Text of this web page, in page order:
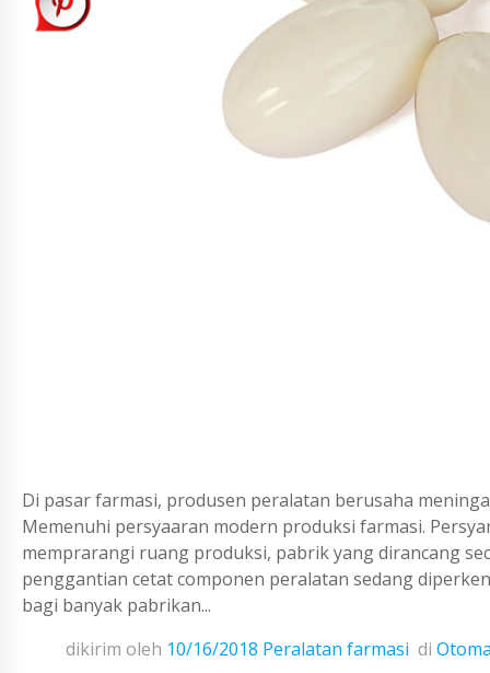
Di pasar farmasi, produsen peralatan berusaha
Memenuhi persyaaran modern produksi farmasi.
memprarangi ruang produksi, pabrik yang dirancang
penggantian cetat componen peralatan sedang
bagi banyak pabrikan...
dikirim oleh 10/16/2018 Peralatan farmasi di